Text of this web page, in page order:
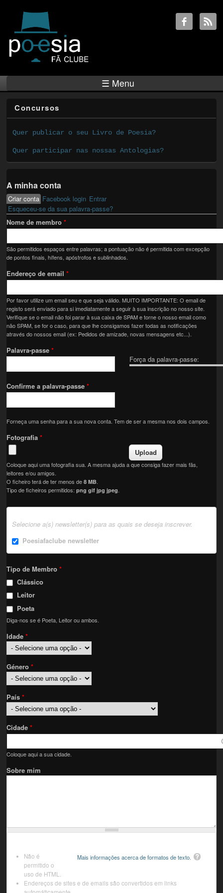
☰ Menu
Concursos
Quer publicar o seu Livro de Poesia?
Quer participar nas nossas Antologias?
A minha conta
Primary tabs
Criar conta (active tab)
Facebook login Entrar
Esqueceu-se da sua palavra-passe?
Nome de membro*
São permitidos espaços entre palavras; a pontuação não é permitida com excepção
de pontos finais, hífens, apóstrofos e sublinhados.
Endereço de email*
Por favor utilize um email seu e que seja válido. MUITO IMPORTANTE: O email de
registo será enviado para si imediatamente a seguir à sua inscrição no nosso site.
Verifique se o email não foi parar à sua caixa de SPAM e torne o nosso email como
não SPAM, se for o caso, para que lhe consigamos fazer todas as notificações
através do nossos email (ex: Pedidos de amizade, novas mensagens etc...).
Força da palavra-passe:
Palavra-passe*
Confirme a palavra-passe*
Forneça uma senha para a sua nova conta. Tem de ser a mesma nos dois campos.
Fotografia*
Coloque aqui uma fotografia sua. A mesma ajuda a que consiga fazer mais fãs,
leitores e/ou amigos.
O ficheiro terá de ter menos de8 MB
Tipo de ficheiros permitidos:png gif jpg jpeg
Selecione a(s) newsletter(s) para as quais se deseja inscrever.
Poesiafaclube newsletter
Tipo de Membro*
Clássico
Leitor
Poeta
Diga-nos se é Poeta, Leitor ou ambos.
Idade*
Género*
País*
Cidade*
Coloque aqui a sua cidade.
Sobre mim
Mais informações acerca de formatos de texto.
Não é
permitido o
uso de HTML.
Endereços de sites e de emails são convertidos em links